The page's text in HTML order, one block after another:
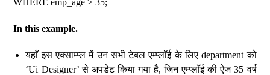
WHERE emp_age > 35;
In this example.
यहाँ इस एक्साम्प्ल में उन सभी टेबल एम्प्लॉई के लिए department को
‘Ui Designer’ से अपडेट किया गया है, जिन एम्प्लॉई की ऐज 35 वर्ष